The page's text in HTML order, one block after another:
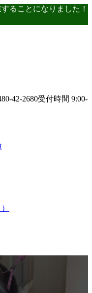
ることになりました！
42-2680受付時間 9:00-